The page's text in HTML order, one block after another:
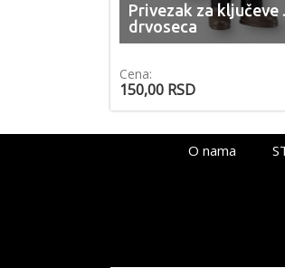
Privezak za ključeve
drvoseca
Cena:
150,00 RSD
O nama